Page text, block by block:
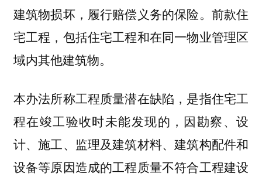
建筑物损坏，履行赔偿义务的保险。前款住
宅工程，包括住宅工程和在同一物业管理区
域内其他建筑物。
本办法所称工程质量潜在缺陷，是指住宅工
程在竣工验收时未能发现的，因勘察、设
计、施工、监理及建筑材料、建筑构配件和
设备等原因造成的工程质量不符合工程建设